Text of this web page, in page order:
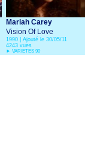
Mariah Carey
Vision Of Love
1990 | Ajouté le 30/05/11
4243 vues
► VARIETES 90